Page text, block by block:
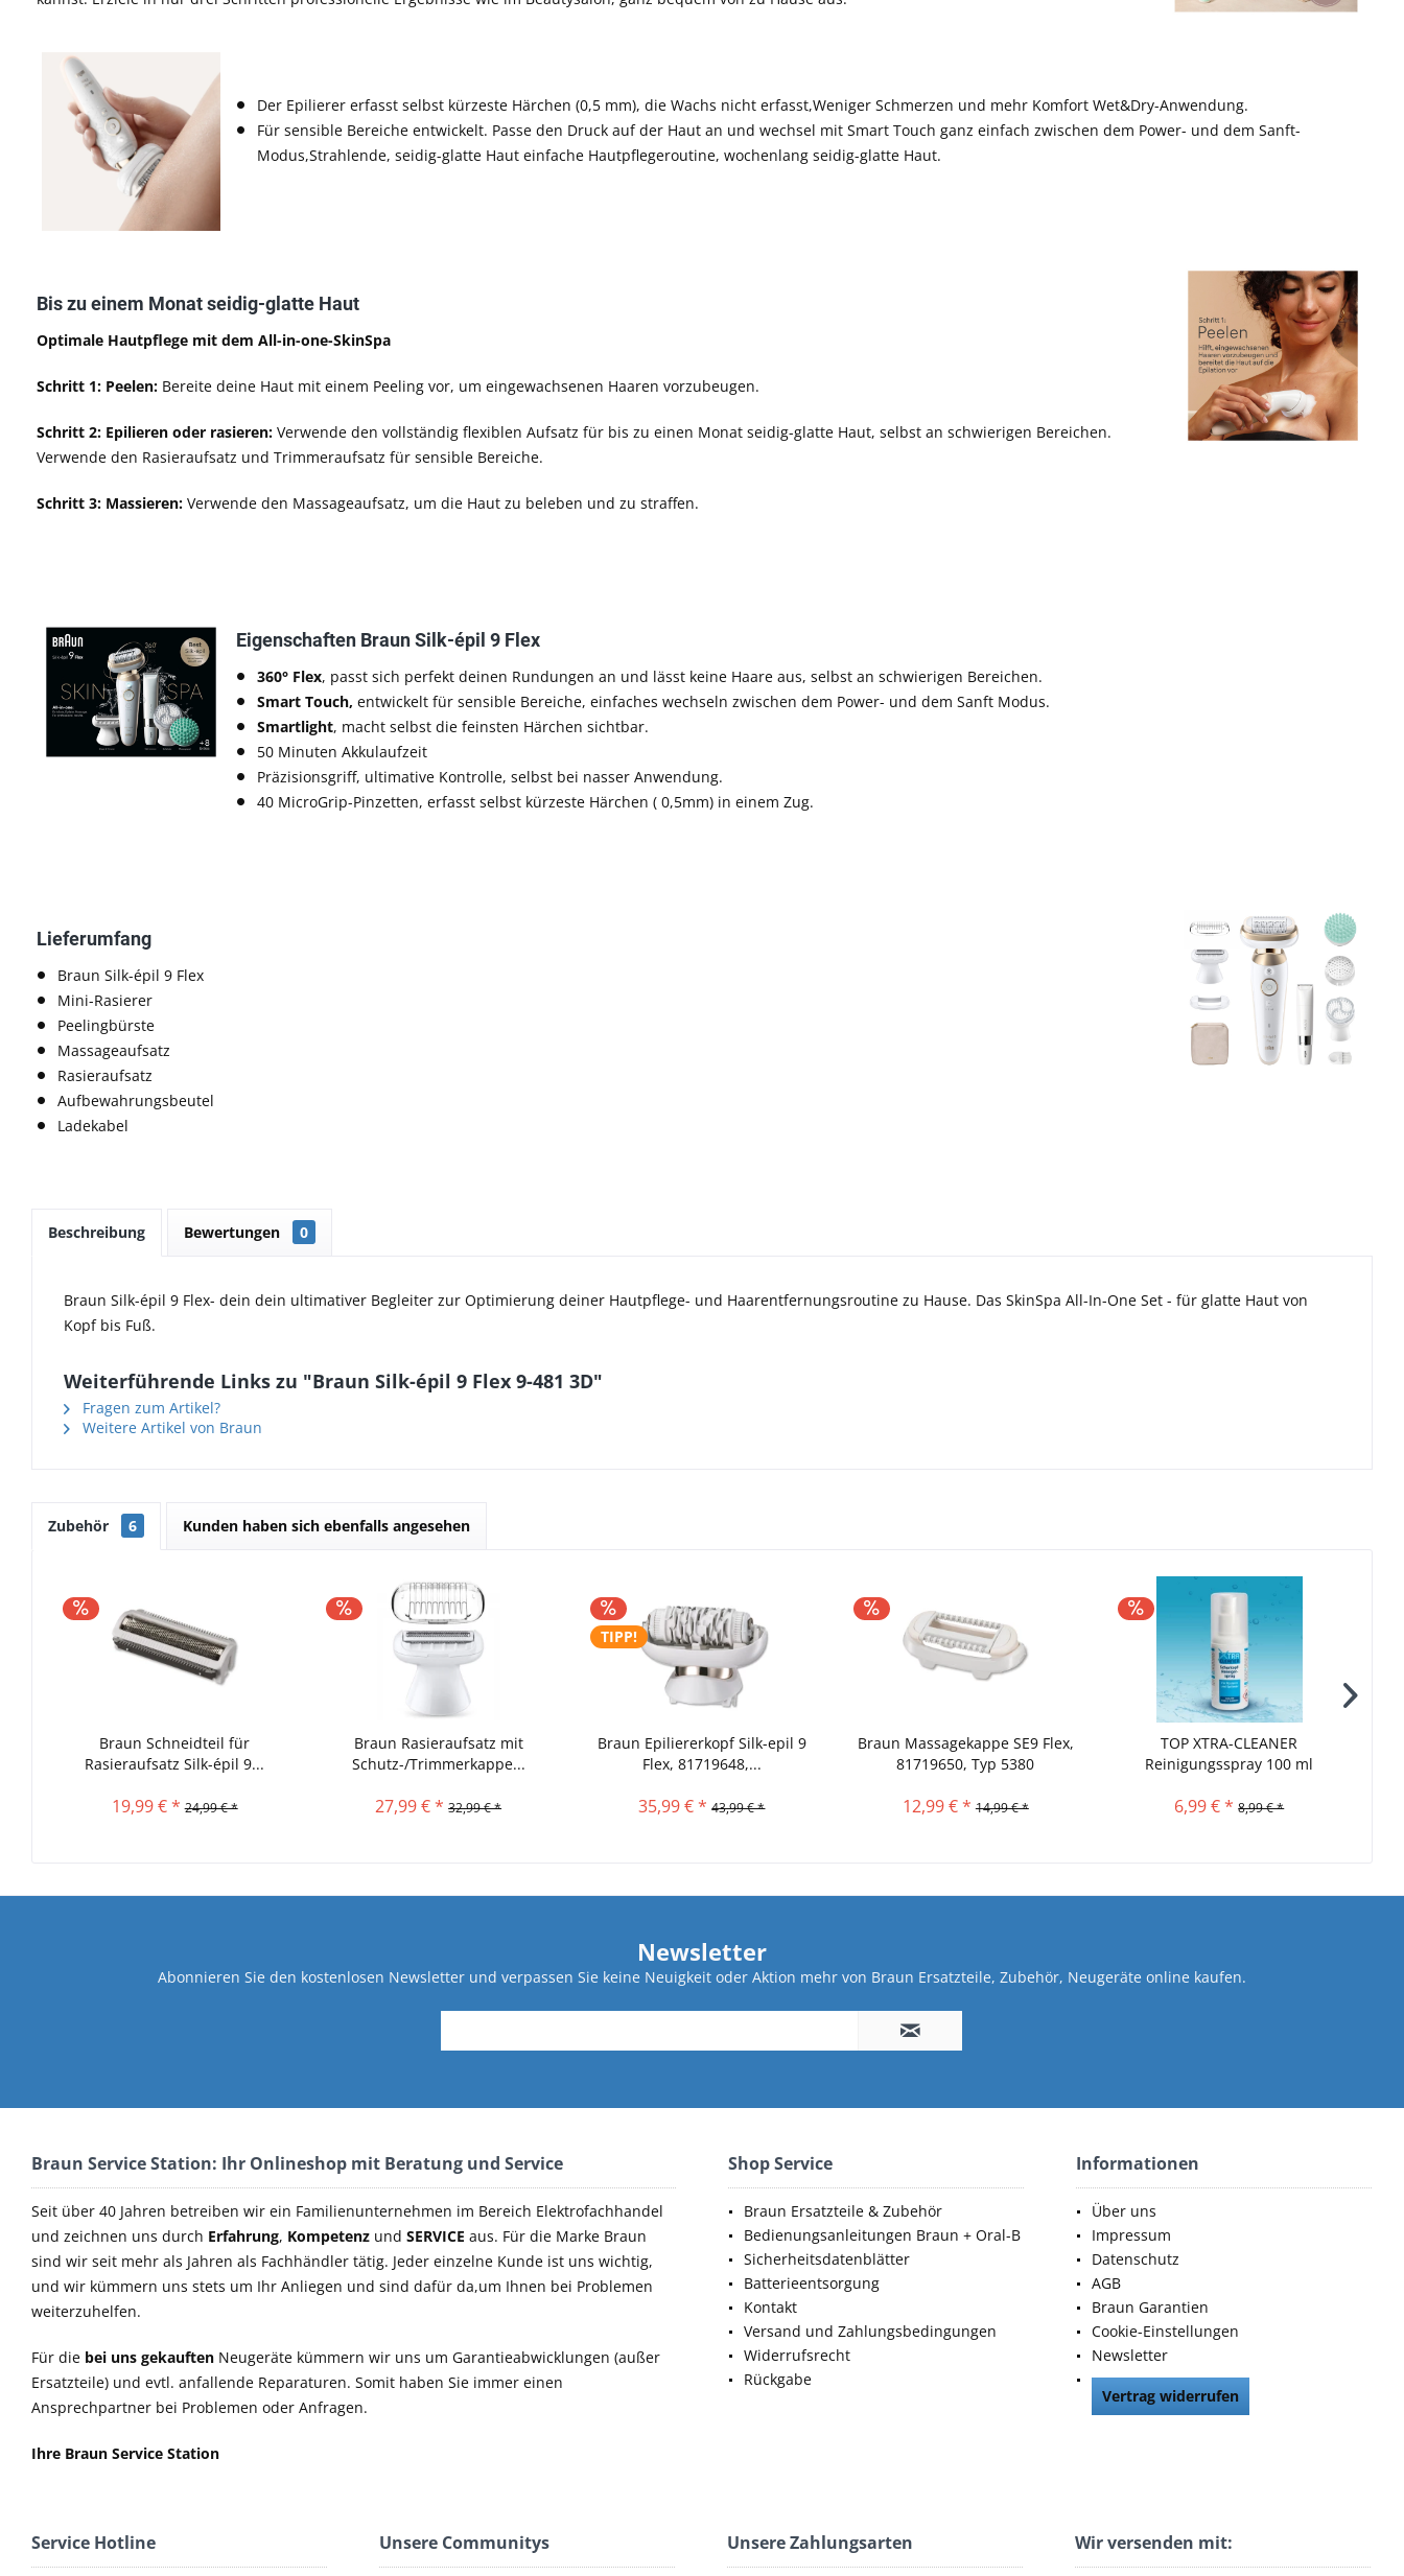
Der Epilierer erfasst selbst kürzeste Härchen (0,5 mm), die Wachs nicht erfasst,Weniger Schmerzen und mehr Komfort Wet&Dry-Anwendung.
Für sensible Bereiche entwickelt. Passe den Druck auf der Haut an und wechsel mit Smart Touch ganz einfach zwischen dem Power- und dem Sanft-
Modus,Strahlende, seidig-glatte Haut einfache Hautpflegeroutine, wochenlang seidig-glatte Haut.
Bis zu einem Monat seidig-glatte Haut
Optimale Hautpflege mit dem All-in-one-SkinSpa
Schritt 1: Peelen: Bereite deine Haut mit einem Peeling vor, um eingewachsenen Haaren vorzubeugen.
Schritt 2: Epilieren oder rasieren: Verwende den vollständig flexiblen Aufsatz für bis zu einen Monat seidig-glatte Haut, selbst an schwierigen Bereichen.
Verwende den Rasieraufsatz und Trimmeraufsatz für sensible Bereiche.
Schritt 3: Massieren: Verwende den Massageaufsatz, um die Haut zu beleben und zu straffen.
Eigenschaften Braun Silk-épil 9 Flex
360° Flex, passt sich perfekt deinen Rundungen an und lässt keine Haare aus, selbst an schwierigen Bereichen.
Smart Touch, entwickelt für sensible Bereiche, einfaches wechseln zwischen dem Power- und dem Sanft Modus.
Smartlight, macht selbst die feinsten Härchen sichtbar.
50 Minuten Akkulaufzeit
Präzisionsgriff, ultimative Kontrolle, selbst bei nasser Anwendung.
40 MicroGrip-Pinzetten, erfasst selbst kürzeste Härchen ( 0,5mm) in einem Zug.
Lieferumfang
Braun Silk-épil 9 Flex
Mini-Rasierer
Peelingbürste
Massageaufsatz
Rasieraufsatz
Aufbewahrungsbeutel
Ladekabel
Beschreibung Bewertungen 0
Braun Silk-épil 9 Flex- dein dein ultimativer Begleiter zur Optimierung deiner Hautpflege- und Haarentfernungsroutine zu Hause. Das SkinSpa All-In-One Set - für glatte Haut von
Kopf bis Fuß.
Weiterführende Links zu "Braun Silk-épil 9 Flex 9-481 3D"
Fragen zum Artikel?
Weitere Artikel von Braun
Zubehör 6 Kunden haben sich ebenfalls angesehen
Braun Schneidteil für
Rasieraufsatz Silk-épil 9...
19,99 € * 24,99 € *
Braun Rasieraufsatz mit
Schutz-/Trimmerkappe...
27,99 € * 32,99 € *
TIPP!
Braun Epiliererkopf Silk-epil 9
Flex, 81719648,...
35,99 € * 43,99 € *
Braun Massagekappe SE9 Flex,
81719650, Typ 5380
12,99 € * 14,99 € *
TOP XTRA-CLEANER
Reinigungsspray 100 ml
6,99 € * 8,99 € *
Newsletter
Abonnieren Sie den kostenlosen Newsletter und verpassen Sie keine Neuigkeit oder Aktion mehr von Braun Ersatzteile, Zubehör, Neugeräte online kaufen.
Braun Service Station: Ihr Onlineshop mit Beratung und Service
Seit über 40 Jahren betreiben wir ein Familienunternehmen im Bereich Elektrofachhandel
und zeichnen uns durch Erfahrung, Kompetenz und SERVICE aus. Für die Marke Braun
sind wir seit mehr als Jahren als Fachhändler tätig. Jeder einzelne Kunde ist uns wichtig,
und wir kümmern uns stets um Ihr Anliegen und sind dafür da,um Ihnen bei Problemen
weiterzuhelfen.
Für die bei uns gekauften Neugeräte kümmern wir uns um Garantieabwicklungen (außer
Ersatzteile) und evtl. anfallende Reparaturen. Somit haben Sie immer einen
Ansprechpartner bei Problemen oder Anfragen.
Ihre Braun Service Station
Shop Service
Braun Ersatzteile & Zubehör
Bedienungsanleitungen Braun + Oral-B
Sicherheitsdatenblätter
Batterieentsorgung
Kontakt
Versand und Zahlungsbedingungen
Widerrufsrecht
Rückgabe
Informationen
Über uns
Impressum
Datenschutz
AGB
Braun Garantien
Cookie-Einstellungen
Newsletter
Vertrag widerrufen
Service Hotline Unsere Communitys Unsere Zahlungsarten Wir versenden mit: